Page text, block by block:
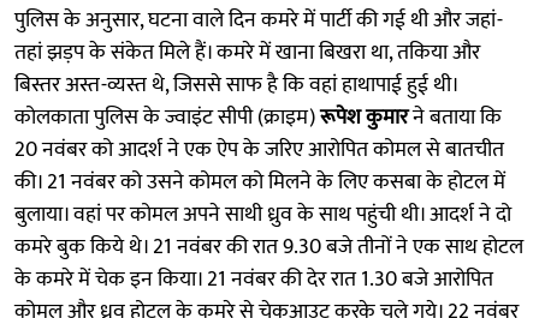
पुलिस के अनुसार, घटना वाले दिन कमरे में पार्टी की गई थी और जहां-
तहां झड़प के संकेत मिले हैं। कमरे में खाना बिखरा था, तकिया और
बिस्तर अस्त-व्यस्त थे, जिससे साफ है कि वहां हाथापाई हुई थी।
कोलकाता पुलिस के ज्वाइंट सीपी (क्राइम)रूपेश कुमारने बताया कि
20 नवंबर को आदर्श ने एक ऐप के जरिए आरोपित कोमल से बातचीत
की। 21 नवंबर को उसने कोमल को मिलने के लिए कसबा के होटल में
बुलाया। वहां पर कोमल अपने साथी ध्रुव के साथ पहुंची थी। आदर्श ने दो
कमरे बुक किये थे। 21 नवंबर की रात 9.30 बजे तीनों ने एक साथ होटल
के कमरे में चेक इन किया। 21 नवंबर की देर रात 1.30 बजे आरोपित